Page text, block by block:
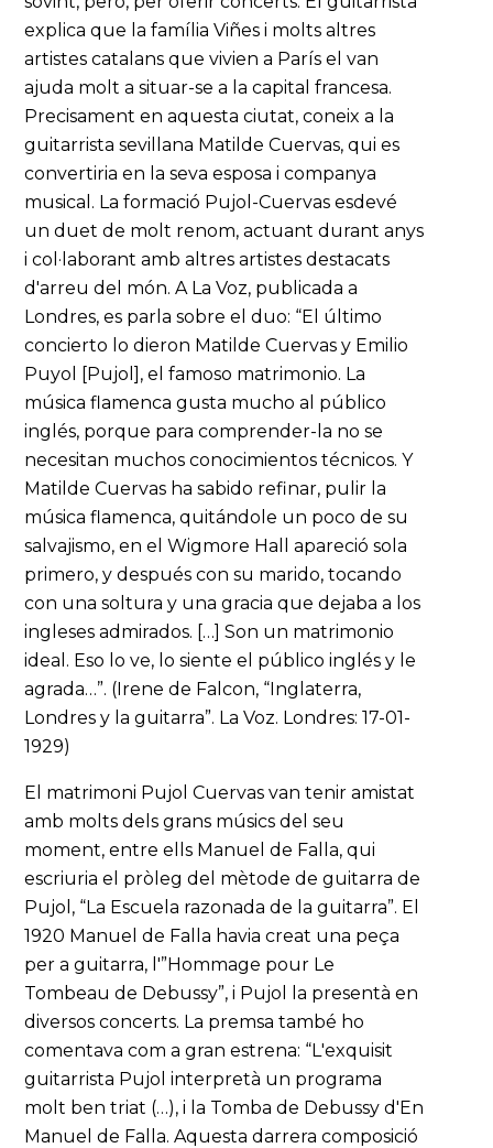
explica que la família Viñes i molts altres
artistes catalans que vivien a París el van
ajuda molt a situar-se a la capital francesa.
Precisament en aquesta ciutat, coneix a la
guitarrista sevillana Matilde Cuervas, qui es
convertiria en la seva esposa i companya
musical. La formació Pujol-Cuervas esdevé
un duet de molt renom, actuant durant anys
i col·laborant amb altres artistes destacats
d'arreu del món. A La Voz, publicada a
Londres, es parla sobre el duo: “El último
concierto lo dieron Matilde Cuervas y Emilio
Puyol [Pujol], el famoso matrimonio. La
música flamenca gusta mucho al público
inglés, porque para comprender-la no se
necesitan muchos conocimientos técnicos. Y
Matilde Cuervas ha sabido refinar, pulir la
música flamenca, quitándole un poco de su
salvajismo, en el Wigmore Hall apareció sola
primero, y después con su marido, tocando
con una soltura y una gracia que dejaba a los
ingleses admirados. […] Son un matrimonio
ideal. Eso lo ve, lo siente el público inglés y le
agrada…”. (Irene de Falcon, “Inglaterra,
Londres y la guitarra”. La Voz. Londres: 17-01-
1929)
El matrimoni Pujol Cuervas van tenir amistat
amb molts dels grans músics del seu
moment, entre ells Manuel de Falla, qui
escriuria el pròleg del mètode de guitarra de
Pujol, “La Escuela razonada de la guitarra”. El
1920 Manuel de Falla havia creat una peça
per a guitarra, l'”Hommage pour Le
Tombeau de Debussy”, i Pujol la presentà en
diversos concerts. La premsa també ho
comentava com a gran estrena: “L'exquisit
guitarrista Pujol interpretà un programa
molt ben triat (…), i la Tomba de Debussy d'En
Manuel de Falla. Aquesta darrera composició